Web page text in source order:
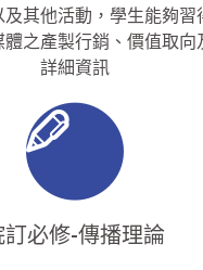
其他活動，學生能夠
之產製行銷、價值取
詳細資訊
訂必修-傳播理論